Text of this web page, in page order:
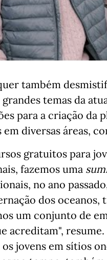
também
temas da
para a criação da
diversas áreas,
gratuitos para
fazemos uma
no ano
dos
um conjunto de
acreditam",
jovens em sítios